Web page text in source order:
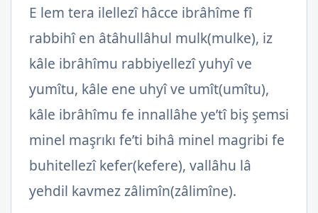
E lem tera ilellezî hâcce ibrâhîme fî
rabbihî en âtâhullâhul mulk(mulke), iz
kâle ibrâhîmu rabbiyellezî yuhyî ve
yumîtu, kâle ene uhyî ve umît(umîtu),
kâle ibrâhîmu fe innallâhe ye’tî biş şemsi
minel maşrıkı fe’ti bihâ minel magribi fe
buhitellezî kefer(kefere), vallâhu lâ
yehdil kavmez zâlimîn(zâlimîne).